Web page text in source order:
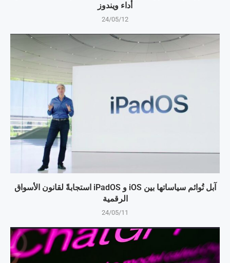
أداء ويندوز
24/05/12
آبل تُوائم سياساتها بين iOS و iPadOS استجابةً لقانون الأسواق
الرقمية
24/05/11